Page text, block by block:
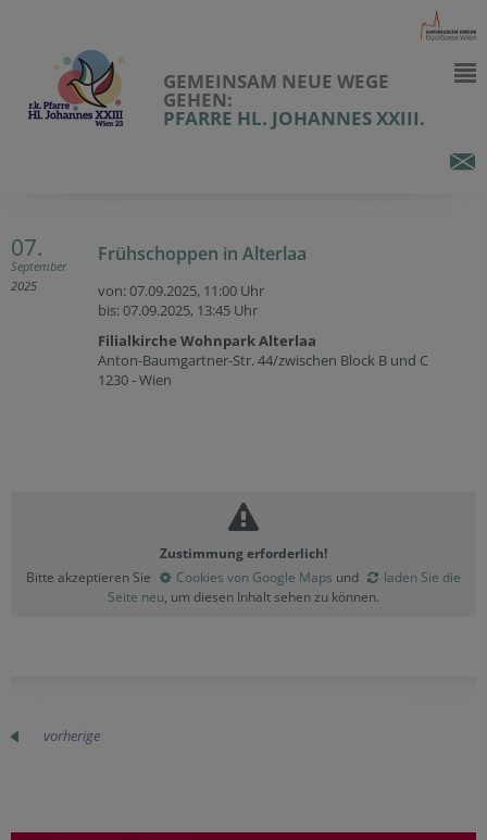
GEMEINSAM NEUE WEGE
GEHEN:
PFARRE HL. JOHANNES XXIII.
07.
September
2025
Frühschoppen in Alterlaa
von: 07.09.2025, 11:00 Uhr
bis: 07.09.2025, 13:45 Uhr
Filialkirche Wohnpark Alterlaa
Anton-Baumgartner-Str. 44/zwischen Block B und C
1230 - Wien
Zustimmung erforderlich!
Bitte akzeptieren Sie
Cookies von Google Maps und
laden Sie die
Seite neu, um diesen Inhalt sehen zu können.
vorherige